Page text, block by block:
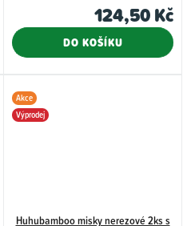
124,50 Kč
DO KOŠÍKU
Akce
Výprodej
Huhubamboo misky nerezové 2ks s